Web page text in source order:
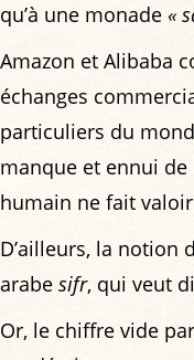
qu’à une monade «
Amazon et Alibaba
échanges
particuliers du
manque et ennui
humain ne fait
D’ailleurs, la notion
arabe sifr, qui veut
Or, le chiffre vide